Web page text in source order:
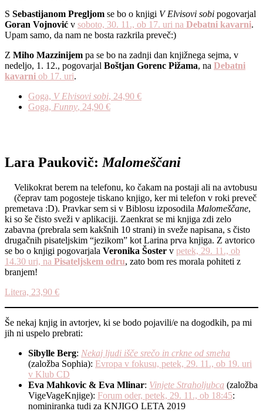
S Sebastijanom Pregljom se bo o knjigi V Elvisovi sobi pogovarjal
Goran Vojnović v soboto, 30. 11., ob 17. uri na Debatni kavarni.
Upam samo, da nam ne bosta razkrila preveč:)
Z Miho Mazzinijem pa se bo na zadnji dan knjižnega sejma, v
nedeljo, 1. 12., pogovarjal Boštjan Gorenc Pižama, na Debatni
kavarni ob 17. uri.
Goga, V Elvisovi sobi, 24,90 €
Goga, Funny, 24,90 €
Lara Paukovič: Malomeščani
Velikokrat berem na telefonu, ko čakam na postaji ali na avtobusu
(čeprav tam pogosteje tiskano knjigo, ker mi telefon v roki preveč
premetava :D). Pravkar sem si v Biblosu izposodila Malomeščane,
ki so še čisto sveži v aplikaciji. Zaenkrat se mi knjiga zdi zelo
zabavna (prebrala sem kakšnih 10 strani) in sveže napisana, s čisto
drugačnih pisateljskim “jezikom” kot Larina prva knjiga. Z avtorico
se bo o knjigi pogovarjala Veronika Šoster v petek, 29. 11., ob
14.30 uri, na Pisateljskem odru, zato bom res morala pohiteti z
branjem!
Litera, 23,90 €
Še nekaj knjig in avtorjev, ki se bodo pojavili/e na dogodkih, pa mi
jih ni uspelo prebrati:
Sibylle Berg: Nekaj ljudi išče srečo in crkne od smeha
(založba Sophia): Evropa v fokusu, petek, 29. 11., ob 19. uri
v Klub CD
Eva Mahkovic & Eva Mlinar: Vinjete Straholjubca (založba
VigeVageKnjige): Forum oder, petek, 29. 11., ob 18:45:
nominiranka tudi za KNJIGO LETA 2019